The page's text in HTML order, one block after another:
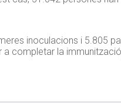
inoculacions i 5.805
completar la